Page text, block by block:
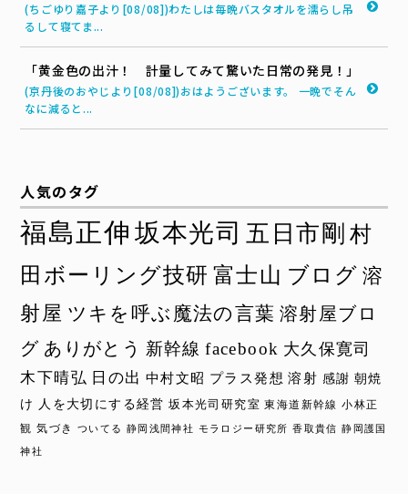
(ちごゆり嘉子より[08/08])わたしは毎晩バスタオルを濡らし吊
るして寝てま...
「黄金色の出汁！ 計量してみて驚いた日常の発見！」
(京丹後のおやじより[08/08])おはようございます。 一晩でそん
なに減ると...
人気のタグ
福島正伸 坂本光司 五日市剛 村
田ボーリング技研 富士山 ブログ 溶
射屋 ツキを呼ぶ魔法の言葉 溶射屋ブロ
グ ありがとう 新幹線 facebook 大久保寛司
木下晴弘 日の出 中村文昭 プラス発想 溶射 感謝 朝焼
け 人を大切にする経営 坂本光司研究室 東海道新幹線 小林正
観 気づき ついてる 静岡浅間神社 モラロジー研究所 香取貴信 静岡護国
神社